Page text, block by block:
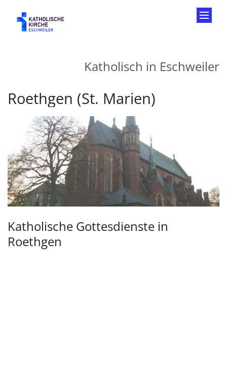
Katholisch in Eschweiler
Roethgen (St. Marien)
Katholische Gottesdienste in
Roethgen